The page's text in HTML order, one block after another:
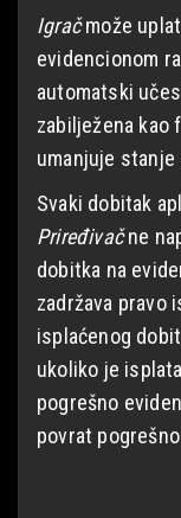
Igračmože
evidencionom
automatski
zabilježena kao
umanjuje
Svaki dobitak
Priređivačne
dobitka na
zadržava pravo
isplaćenog
ukoliko je
pogrešno
povrat